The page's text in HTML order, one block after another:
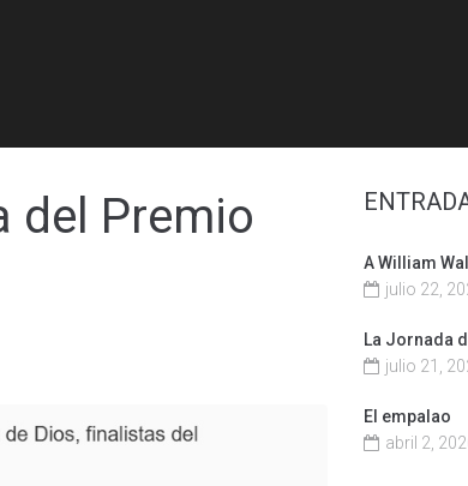
del Premio
A William
julio 22,
La Jornada
julio 21,
El empalao
abril 2,